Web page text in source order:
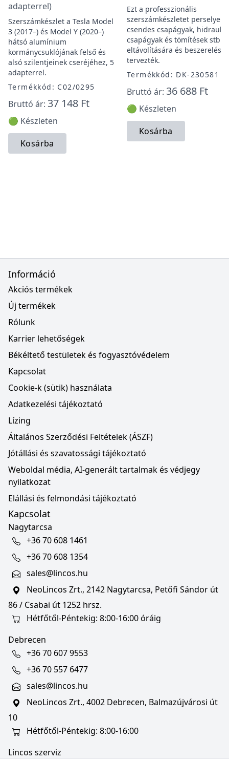
adapterrel)
Szerszámkészlet a Tesla Model
3 (2017–) és Model Y (2020–)
hátsó alumínium
kormánycsuklójának felső és
alsó szilentjeinek cseréjéhez, 5
adapterrel.
Termékkód: C02/0295
Bruttó ár: 37 148 Ft
🟢 Készleten
Kosárba
Ezt a professzionális
szerszámkészletet perselyek,
csendes csapágyak,
csapágyak és tömítések stb.
eltávolítására és
tervezték.
Termékkód: DK-230581
Bruttó ár: 36 688 Ft
🟢 Készleten
Kosárba
Információ
Akciós termékek
Új termékek
Rólunk
Karrier lehetőségek
Békéltető testületek és fogyasztóvédelem
Kapcsolat
Cookie-k (sütik) használata
Adatkezelési tájékoztató
Lízing
Általános Szerződési Feltételek (ÁSZF)
Jótállási és szavatossági tájékoztató
Weboldal média, AI-generált tartalmak és védjegy
nyilatkozat
Elállási és felmondási tájékoztató
Kapcsolat
Nagytarcsa
+36 70 608 1461
+36 70 608 1354
sales@lincos.hu
NeoLincos Zrt., 2142 Nagytarcsa, Petőfi Sándor út
86 / Csabai út 1252 hrsz.
Hétfőtől-Péntekig: 8:00-16:00 óráig
Debrecen
+36 70 607 9553
+36 70 557 6477
sales@lincos.hu
NeoLincos Zrt., 4002 Debrecen, Balmazújvárosi út
10
Hétfőtől-Péntekig: 8:00-16:00
Lincos szerviz